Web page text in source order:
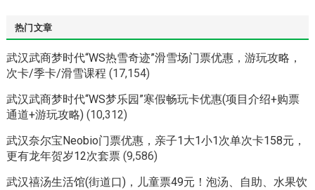
热门文章
武汉武商梦时代“WS热雪奇迹”滑雪场门票优惠，游玩攻略，
次卡/季卡/滑雪课程 (17,154)
武汉武商梦时代“WS梦乐园”寒假畅玩卡优惠(项目介绍+购票
通道+游玩攻略) (10,312)
武汉奈尔宝Neobio门票优惠，亲子1大1小1次单次卡158元，
更有龙年贺岁12次套票 (9,586)
武汉禧汤生活馆(街道口)，儿童票49元！泡汤、自助、水果饮